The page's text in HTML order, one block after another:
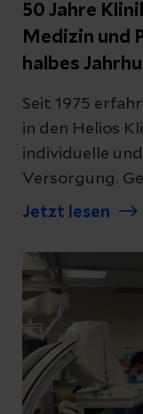
50 Jahre
Medizin und
halbes
Seit 1975
in den Helios
individuelle
Versorgung.
Jetzt lesen